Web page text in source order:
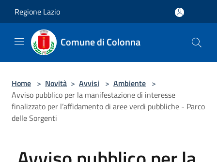
Regione Lazio
Comune di Colonna
Home > Novità > Avvisi > Ambiente >
Avviso pubblico per la manifestazione di interesse
finalizzato per l’affidamento di aree verdi pubbliche - Parco
delle Sorgenti